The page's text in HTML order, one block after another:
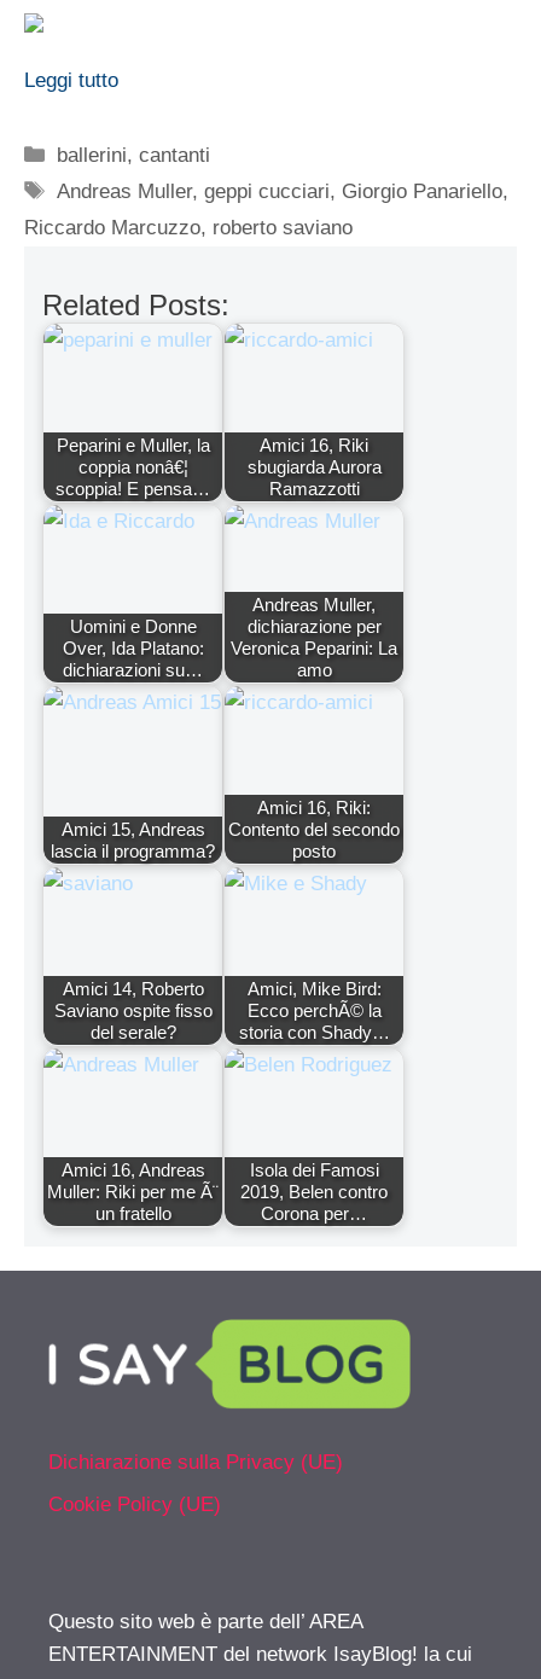
Leggi tutto
Categorie
ballerini,cantanti
Tag
Andreas Muller,geppi cucciari, Giorgio Panariello,
Riccardo Marcuzzo, roberto saviano
Related Posts:
Peparini e Muller, la
coppia nonâ€¦
scoppia! E pensa…
Amici 16, Riki
sbugiarda Aurora
Ramazzotti
Uomini e Donne
Over, Ida Platano:
dichiarazioni su…
Andreas Muller,
dichiarazione per
Veronica Peparini: La
amo
Amici 15, Andreas
lascia il programma?
Amici 16, Riki:
Contento del secondo
posto
Amici 14, Roberto
Saviano ospite fisso
del serale?
Amici, Mike Bird:
Ecco perchÃ© la
storia con Shady…
Amici 16, Andreas
Muller: Riki per me Ã¨
un fratello
Isola dei Famosi
2019, Belen contro
Corona per…
Dichiarazione sulla Privacy (UE)
Cookie Policy (UE)
Questo sito web è parte dell’ AREA
ENTERTAINMENT del network IsayBlog! la cui